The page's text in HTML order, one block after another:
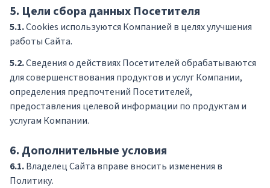
5. Цели сбора данных Посетителя
5.1.Cookies используются Компанией в целях улучшения
работы Сайта.
5.2.Сведения о действиях Посетителей обрабатываются
для совершенствования продуктов и услуг Компании,
определения предпочтений Посетителей,
предоставления целевой информации по продуктам и
услугам Компании.
6. Дополнительные условия
6.1.Владелец Сайта вправе вносить изменения в
Политику.